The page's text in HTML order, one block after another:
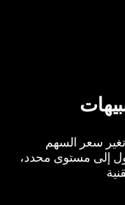
سعر السهم
إلى مستوى محدد،